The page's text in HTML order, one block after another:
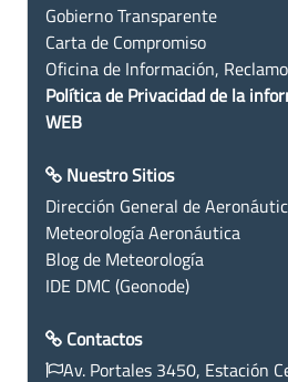
Gobierno Transparente
Carta de Compromiso
Oficina de Información,
Política de Privacidad de la
WEB
Nuestro Sitios
Dirección General de
Meteorología Aeronáutica
Blog de Meteorología
IDE DMC (Geonode)
Contactos
Av. Portales 3450, Estación